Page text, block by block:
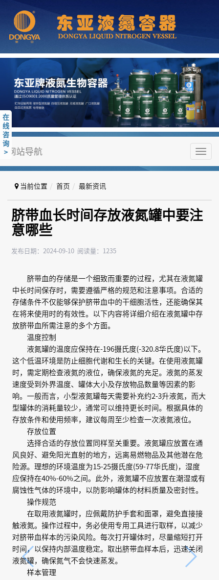
网站导航
当前位置 首页 最新资讯
脐带血长时间存放液氮罐中要注
意哪些
发布日期：2024-09-10 阅读量：1235
脐带血的存储是一个细致而重要的过程，尤其在液氮罐
中长时间保存时，需要遵循严格的规范和注意事项。合适的
存储条件不仅能够保护脐带血中的干细胞活性，还能确保其
在将来使用时的有效性。以下内容将详细介绍在液氮罐中存
放脐带血所需注意的多个方面。
温度控制
液氮罐的温度应保持在-196摄氏度(-320.8华氏度)以下。
这个低温环境是防止细胞代谢和生长的关键。在使用液氮罐
时，需定期检查液氮的液位，确保液氮的充足。液氮的蒸发
速度受到外界温度、罐体大小及存放物品数量等因素的影
响。一般而言，小型液氮罐每天需要补充约2-3升液氮，而大
型罐体的消耗量较少，通常可以维持更长时间。根据具体的
存放条件和使用频率，建议每周至少检查一次液氮液位。
存放位置
选择合适的存放位置同样至关重要。液氮罐应放置在通
风良好、避免阳光直射的地方，远离易燃物品及其他潜在危
险源。理想的环境温度为15-25摄氏度(59-77华氏度)，湿度
应保持在40%-60%之间。此外，液氮罐不应放置在潮湿或有
腐蚀性气体的环境中，以防影响罐体的材料质量及密封性。
操作规范
在取用液氮罐时，应佩戴防护手套和面罩，避免直接接
触液氮。操作过程中，务必使用专用工具进行取样，以减少
对脐带血样本的污染风险。每次打开罐体时，尽量缩短打开
时间，以保持内部温度稳定。取出脐带血样本后，迅速关闭
液氮罐，确保氮气不会快速蒸发。
样本管理
在
线
咨
询
>